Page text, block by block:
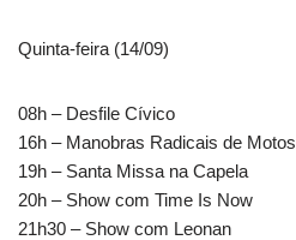
Quinta-feira (14/09)
08h – Desfile Cívico
16h – Manobras Radicais de Motos
19h – Santa Missa na Capela
20h – Show com Time Is Now
21h30 – Show com Leonan